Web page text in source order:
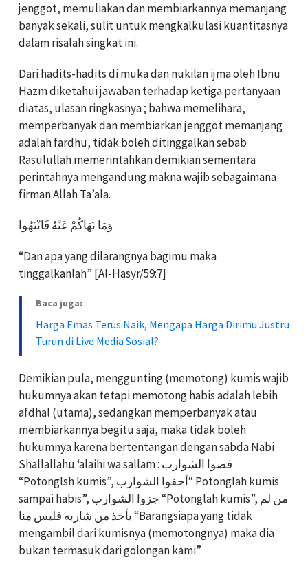
jenggot, memuliakan dan membiarkannya memanjang
banyak sekali, sulit untuk mengkalkulasi kuantitasnya
dalam risalah singkat ini.
Dari hadits-hadits di muka dan nukilan ijma oleh Ibnu
Hazm diketahui jawaban terhadap ketiga pertanyaan
diatas, ulasan ringkasnya ; bahwa memelihara,
memperbanyak dan membiarkan jenggot memanjang
adalah fardhu, tidak boleh ditinggalkan sebab
Rasulullah memerintahkan demikian sementara
perintahnya mengandung makna wajib sebagaimana
firman Allah Ta’ala.
وَمَا نَهَاكُمْ عَنْهُ فَانْتَهُوا
“Dan apa yang dilarangnya bagimu maka
tinggalkanlah” [Al-Hasyr/59:7]
Baca juga:
Harga Emas Terus Naik, Mengapa Harga Dirimu Justru
Turun di Live Media Sosial?
Demikian pula, menggunting (memotong) kumis wajib
hukumnya akan tetapi memotong habis adalah lebih
afdhal (utama), sedangkan memperbanyak atau
membiarkannya begitu saja, maka tidak boleh
hukumnya karena bertentangan dengan sabda Nabi
Shallallahu ‘alaihi wa sallam : قصوا الشوارب
“Potonglsh kumis”, أحفوا الشوارب“ Potonglah kumis
sampai habis”, جزوا الشوارب “Potonglah kumis”, من لم
يأخذ من شاربه فليس منا “Barangsiapa yang tidak
mengambil dari kumisnya (memotongnya) maka dia
bukan termasuk dari golongan kami”